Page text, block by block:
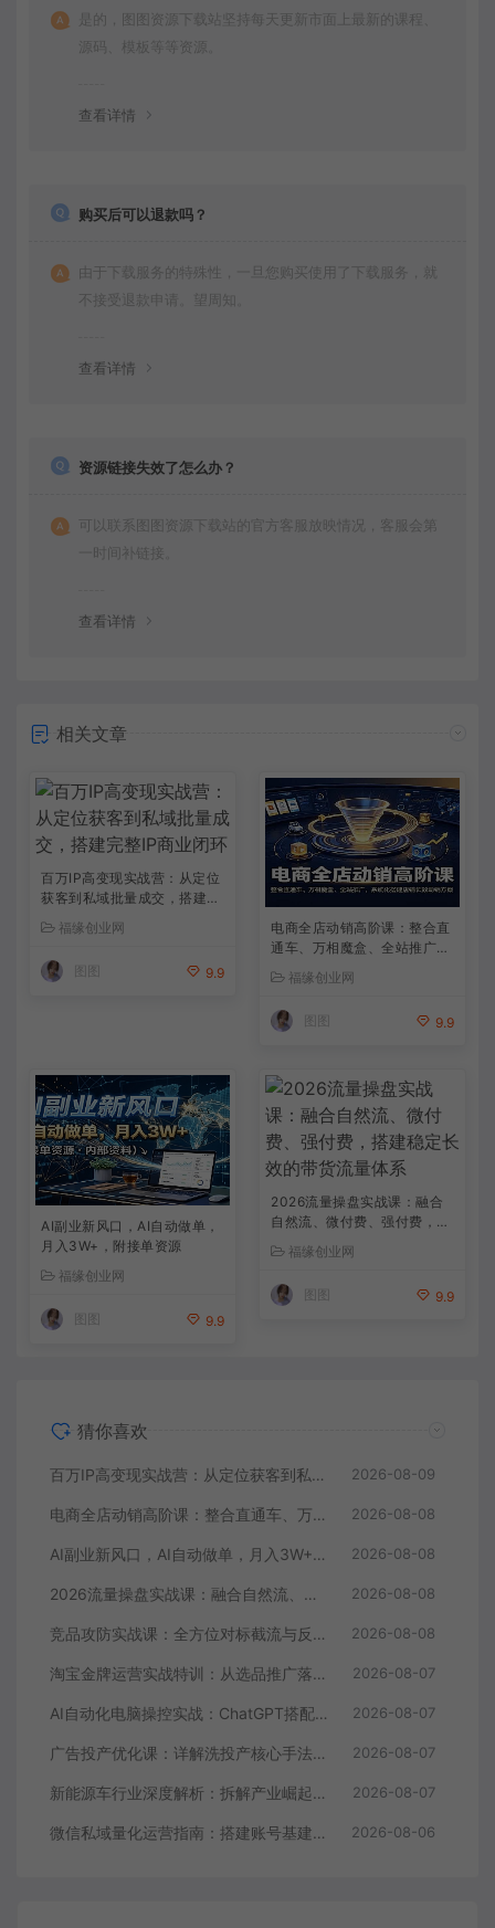
是的，图图资源下载站坚持每天更新市面上最新的课程、
源码、模板等等资源。
查看详情
购买后可以退款吗？
由于下载服务的特殊性，一旦您购买使用了下载服务，就
不接受退款申请。望周知。
查看详情
资源链接失效了怎么办？
可以联系图图资源下载站的官方客服放映情况，客服会第
一时间补链接。
查看详情
相关文章
百万IP高变现实战营：从定位
获客到私域批量成交，搭建完
福缘创业网
9.9
电商全店动销高阶课：整合直
通车、万相魔盒、全站推广，
系统化搭建店铺长效动销方案
福缘创业网
9.9
AI副业新风口，AI自动做单，
月入3W+，附接单资源
福缘创业网
图图 9.9
2026流量操盘实战课：融合
自然流、微付费、强付费，搭
建稳定长效的带货流量体系
福缘创业网
9.9
猜你喜欢
百万IP高变现实战营：从定位获客到私域批量成交，搭建完整IP商业闭环 2026-08-09
电商全店动销高阶课：整合直通车、万相魔盒、全站推广，系统化搭建店铺长效动销方案 2026-08-08
AI副业新风口，AI自动做单，月入3W+，附接单资源 2026-08-08
2026流量操盘实战课：融合自然流、微付费、强付费，搭建稳定长效的带货流量体系 2026-08-08
竞品攻防实战课：全方位对标截流与反截流，搭建360度监控体系抢占平台流量 2026-08-08
淘宝金牌运营实战特训：从选品推广落地爆款打造，店铺运营全链路拆解 2026-08-07
AI自动化电脑操控实战：ChatGPT搭配Codex，一键指令远程自动操控电脑完成工作 2026-08-07
广告投产优化课：详解洗投产核心手法，落地多场景投放提效增收方案 2026-08-07
新能源车行业深度解析：拆解产业崛起根源，剖析行业内卷与海外贸易争端现状 2026-08-07
微信私域量化运营指南：搭建账号基建打造热号，脱敏风控规避运营各类高危风险 2026-08-06